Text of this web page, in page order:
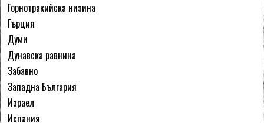
Горнотракийска низина
Гърция
Думи
Дунавска равнина
Забавно
Западна България
Израел
Испания